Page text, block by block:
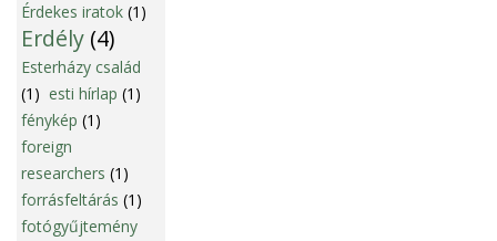
Érdekes iratok (1)
Erdély (4)
Esterházy család
(1) esti hírlap (1)
fénykép (1)
foreign
researchers (1)
forrásfeltárás (1)
fotógyűjtemény